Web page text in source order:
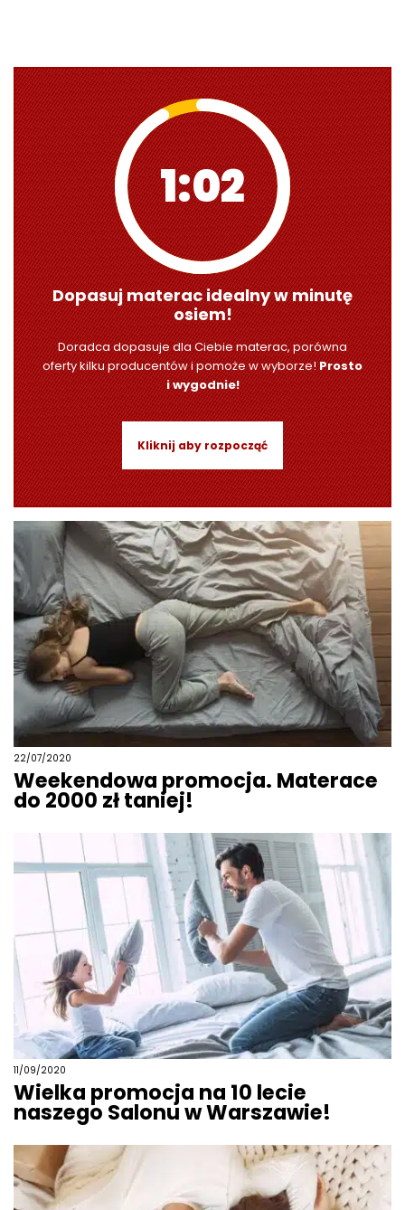
1:00
Dopasuj materac idealny w minutę
osiem!
Doradca dopasuje dla Ciebie materac, porówna
oferty kilku producentów i pomoże w wyborze!Prosto
i wygodnie!
Kliknij aby rozpocząć
22/07/2020
Weekendowa promocja. Materace
do 2000 zł taniej!
11/09/2020
Wielka promocja na 10 lecie
naszego Salonu w Warszawie!